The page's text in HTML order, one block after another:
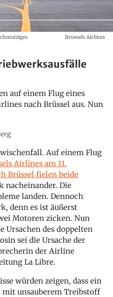
Brussels Airlines
auf einem Flug eines
nach Brüssel aus. Nun
Auf einem Flug
Airlines am 11.
Brüssel fielen beide
nacheinander. Die
landen. Dennoch
denn es ist äußerst
Motoren zicken. Nun
Ursachen des doppelten
sei die Ursache der
der Airline
La Libre.
würden zeigen, dass ein
unsauberem Treibstoff